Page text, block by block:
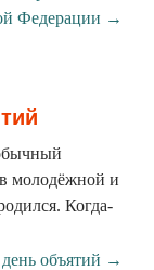
Федерации →
молодёжной и
Когда-
объятий →